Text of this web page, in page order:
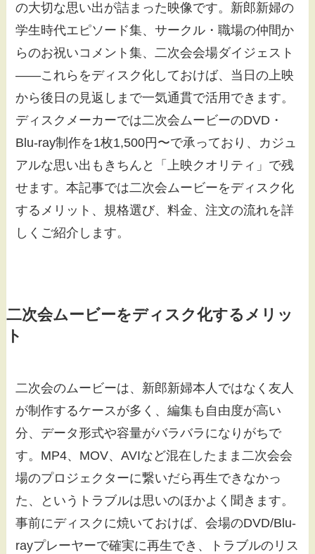
の大切な思い出が詰まった映像です。新郎新婦の
学生時代エピソード集、サークル・職場の仲間か
らのお祝いコメント集、二次会会場ダイジェスト
――これらをディスク化しておけば、当日の上映
から後日の見返しまで一気通貫で活用できます。
ディスクメーカーでは二次会ムービーのDVD・
Blu-ray制作を1枚1,500円〜で承っており、カジュ
アルな思い出もきちんと「上映クオリティ」で残
せます。本記事では二次会ムービーをディスク化
するメリット、規格選び、料金、注文の流れを詳
しくご紹介します。
二次会ムービーをディスク化するメリッ
ト
二次会のムービーは、新郎新婦本人ではなく友人
が制作するケースが多く、編集も自由度が高い
分、データ形式や容量がバラバラになりがちで
す。MP4、MOV、AVIなど混在したまま二次会会
場のプロジェクターに繋いだら再生できなかっ
た、というトラブルは思いのほかよく聞きます。
事前にディスクに焼いておけば、会場のDVD/Blu-
rayプレーヤーで確実に再生でき、トラブルのリス